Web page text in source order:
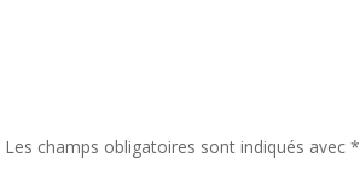
Les champs obligatoires sont indiqués avec*